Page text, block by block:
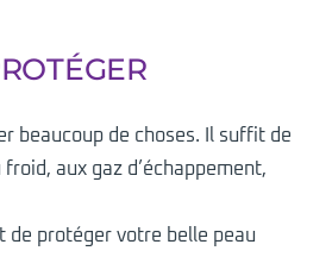
beaucoup de choses. Il suffit de
aux gaz d’échappement,
de protéger votre belle peau